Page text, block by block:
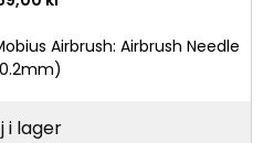
Airbrush: Airbrush Needle
i lager